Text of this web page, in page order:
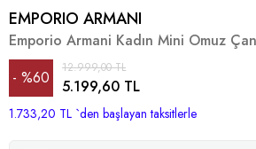
EMPORIO ARMANI
Emporio Armani Kadın Mini Omuz
%60
İndirim
12.999,00 TL
5.199,60 TL
1.733,20 TL `den başlayan taksitlerle